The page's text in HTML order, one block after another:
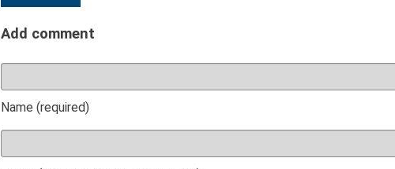
Add comment
Name (required)